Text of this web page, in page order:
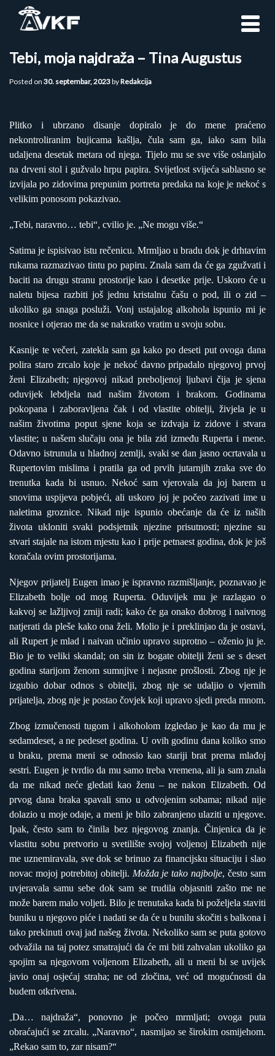
content
Tebi, moja najdraža – Tina Augustus
Posted on 30. septembar, 2023byRedakcija
Plitko i ubrzano disanje dopiralo je do mene praćeno
nekontroliranim bujicama kašlja, čula sam ga, iako sam bila
udaljena desetak metara od njega. Tijelo mu se sve više oslanjalo
na drveni stol i gužvalo hrpu papira. Svijetlost svijeća sablasno se
izvijala po zidovima prepunim portreta predaka na koje je nekoć s
velikim ponosom pokazivao.
„Tebi, naravno… tebi“, cvilio je. „Ne mogu više.“
Satima je ispisivao istu rečenicu. Mrmljao u bradu dok je drhtavim
rukama razmazivao tintu po papiru. Znala sam da će ga zgužvati i
baciti na drugu stranu prostorije kao i desetke prije. Uskoro će u
naletu bijesa razbiti još jednu kristalnu čašu o pod, ili o zid –
ukoliko ga snaga posluži. Vonj ustajalog alkohola ispunio mi je
nosnice i otjerao me da se nakratko vratim u svoju sobu.
Kasnije te večeri, zatekla sam ga kako po deseti put ovoga dana
polira staro zrcalo koje je nekoć davno pripadalo njegovoj prvoj
ženi Elizabeth; njegovoj nikad preboljenoj ljubavi čija je sjena
oduvijek lebdjela nad našim životom i brakom. Godinama
pokopana i zaboravljena čak i od vlastite obitelji, živjela je u
našim životima poput sjene koja se izdvaja iz zidove i stvara
vlastite; u našem slučaju ona je bila zid između Ruperta i mene.
Odavno istrunula u hladnoj zemlji, svaki se dan jasno ocrtavala u
Rupertovim mislima i pratila ga od prvih jutarnjih zraka sve do
trenutka kada bi usnuo. Nekoć sam vjerovala da joj barem u
snovima uspijeva pobjeći, ali uskoro joj je počeo zazivati ime u
naletima groznice. Nikad nije ispunio obećanje da će iz naših
života ukloniti svaki podsjetnik njezine prisutnosti; njezine su
stvari stajale na istom mjestu kao i prije petnaest godina, dok je još
koračala ovim prostorijama.
Njegov prijatelj Eugen imao je ispravno razmišljanje, poznavao je
Elizabeth bolje od mog Ruperta. Oduvijek mu je razlagao o
kakvoj se lažljivoj zmiji radi; kako će ga onako dobrog i naivnog
natjerati da pleše kako ona želi. Molio je i preklinjao da je ostavi,
ali Rupert je mlad i naivan učinio upravo suprotno – oženio ju je.
Bio je to veliki skandal; on sin iz bogate obitelji ženi se s deset
godina starijom ženom sumnjive i nejasne prošlosti. Zbog nje je
izgubio dobar odnos s obitelji, zbog nje se udaljio o vjernih
prijatelja, zbog nje je postao čovjek koji upravo sjedi preda mnom.
Zbog izmučenosti tugom i alkoholom izgledao je kao da mu je
sedamdeset, a ne pedeset godina. U ovih godinu dana koliko smo
u braku, prema meni se odnosio kao stariji brat prema mlađoj
sestri. Eugen je tvrdio da mu samo treba vremena, ali ja sam znala
da me nikad neće gledati kao ženu – ne nakon Elizabeth. Od
prvog dana braka spavali smo u odvojenim sobama; nikad nije
dolazio u moje odaje, a meni je bilo zabranjeno ulaziti u njegove.
Ipak, često sam to činila bez njegovog znanja. Činjenica da je
vlastitu sobu pretvorio u svetilište svojoj voljenoj Elizabeth nije
me uznemiravala, sve dok se brinuo za financijsku situaciju i slao
novac mojoj potrebitoj obitelji. Možda je tako najbolje, često sam
uvjeravala samu sebe dok sam se trudila objasniti zašto me ne
može barem malo voljeti. Bilo je trenutaka kada bi poželjela staviti
buniku u njegovo piće i nadati se da će u bunilu skočiti s balkona i
tako prekinuti ovaj jad našeg života. Nekoliko sam se puta gotovo
odvažila na taj potez smatrajući da će mi biti zahvalan ukoliko ga
spojim sa njegovom voljenom Elizabeth, ali u meni bi se uvijek
javio onaj osjećaj straha; ne od zločina, već od mogućnosti da
budem otkrivena.
„Da… najdraža“, ponovno je počeo mrmljati; ovoga puta
obraćajući se zrcalu. „Naravno“, nasmijao se širokim osmijehom.
„Rekao sam to, zar nisam?“